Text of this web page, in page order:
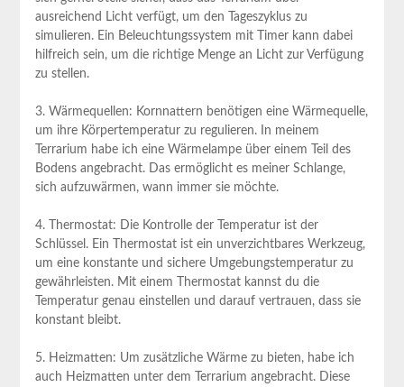
ausreichend Licht verfügt, um den Tageszyklus zu
simulieren. Ein Beleuchtungssystem mit Timer kann dabei
hilfreich sein, um die richtige Menge an Licht zur Verfügung
zu stellen.
3. Wärmequellen: Kornnattern benötigen eine Wärmequelle,
um ihre Körpertemperatur zu regulieren. In meinem
Terrarium habe ich eine Wärmelampe über einem Teil des
Bodens angebracht. Das ermöglicht es meiner Schlange,
sich aufzuwärmen, wann immer sie möchte.
4. Thermostat: Die Kontrolle der Temperatur ist der
Schlüssel. Ein Thermostat ist ein unverzichtbares Werkzeug,
um eine konstante und sichere Umgebungstemperatur zu
gewährleisten. Mit einem Thermostat kannst du die
Temperatur genau einstellen und darauf vertrauen, dass sie
konstant bleibt.
5. Heizmatten: Um zusätzliche Wärme zu bieten, habe ich
auch Heizmatten unter dem Terrarium angebracht. Diese